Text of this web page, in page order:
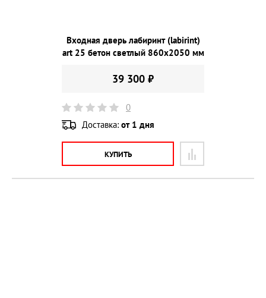
Входная дверь лабиринт (labirint)
art 25 бетон светлый 860х2050 мм
39 300 ₽
0
Доставка: от 1 дня
КУПИТЬ